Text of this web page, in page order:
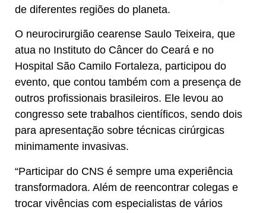
de diferentes regiões do planeta.
O neurocirurgião cearense Saulo Teixeira, que
atua no Instituto do Câncer do Ceará e no
Hospital São Camilo Fortaleza, participou do
evento, que contou também com a presença de
outros profissionais brasileiros. Ele levou ao
congresso sete trabalhos científicos, sendo dois
para apresentação sobre técnicas cirúrgicas
minimamente invasivas.
“Participar do CNS é sempre uma experiência
transformadora. Além de reencontrar colegas e
trocar vivências com especialistas de vários